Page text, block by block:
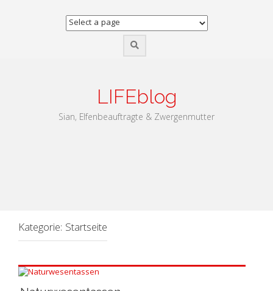
LIFEblog
Sian, Elfenbeauftragte & Zwergenmutter
Kategorie: Startseite